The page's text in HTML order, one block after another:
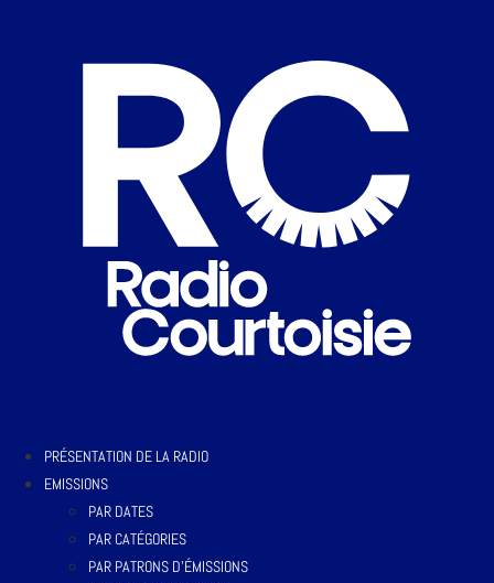
PRÉSENTATION DE LA RADIO
EMISSIONS
PAR DATES
PAR CATÉGORIES
PAR PATRONS D’ÉMISSIONS